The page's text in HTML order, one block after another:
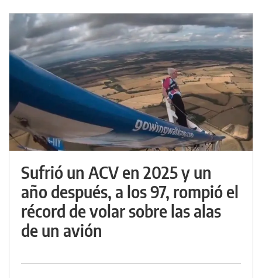
Sufrió un ACV en 2025 y un
año después, a los 97, rompió el
récord de volar sobre las alas
de un avión